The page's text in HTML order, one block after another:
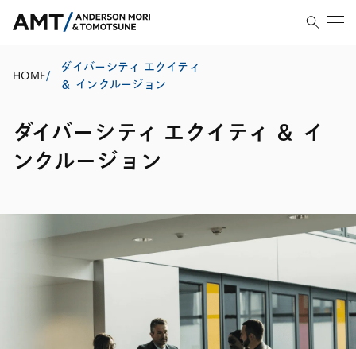
HOME/
ダイバーシティ エクイティ
＆ インクルージョン
ダイバーシティ エクイティ ＆ イ
ンクルージョン